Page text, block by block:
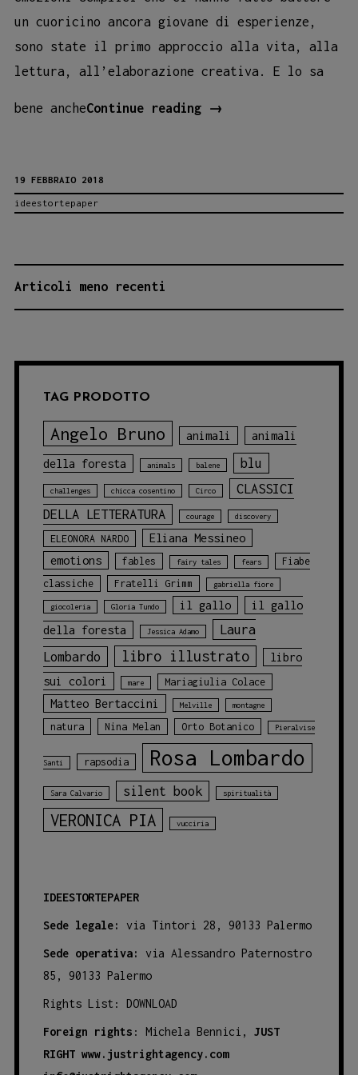
un cuoricino ancora giovane di esperienze,
sono state il primo approccio alla vita, alla
lettura, all’elaborazione creativa. E lo sa
bene ancheContinue reading
Ideestortepaper
→
19 FEBBRAIO 2018
ideestortepaper
NAVIGAZIONE
ARTICOLI
Articoli meno recenti
TAG PRODOTTO
Angelo Bruno animali animali
della foresta animals balene blu
challenges chicca cosentino Circo
CLASSICI
DELLA LETTERATURA
courage discovery
ELEONORA NARDO
Eliana Messineo
emotions
fables fairy tales fears
Fiabe
classiche
Fratelli Grimm gabriella fiore
giocoleria Gloria Tundo il gallo
il gallo
della foresta
Jessica Adamo
Laura
Lombardo
libro illustrato
libro
sui colori
mare Mariagiulia Colace
Matteo Bertaccini Melville montagne
natura Nina Melan Orto Botanico Pieralvise
Santi rapsodia Rosa Lombardo
Sara Calvario silent book spiritualità
VERONICA PIA vucciria
IDEESTORTEPAPER
Sede legale: via Tintori 28, 90133 Palermo
Sede operativa:
via Alessandro Paternostro
85, 90133 Palermo
Rights List: DOWNLOAD
Foreign rights : Michela Bennici, JUST
RIGHT www.justrightagency.com